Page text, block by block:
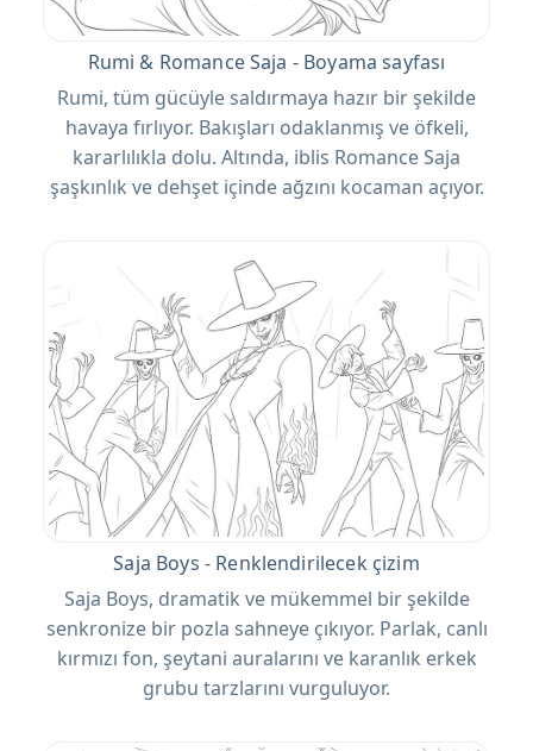
Rumi & Romance Saja - Boyama sayfası
Rumi, tüm gücüyle saldırmaya hazır bir şekilde
havaya fırlıyor. Bakışları odaklanmış ve öfkeli,
kararlılıkla dolu. Altında, iblis Romance Saja
şaşkınlık ve dehşet içinde ağzını kocaman açıyor.
Saja Boys - Renklendirilecek çizim
Saja Boys, dramatik ve mükemmel bir şekilde
senkronize bir pozla sahneye çıkıyor. Parlak, canlı
kırmızı fon, şeytani auralarını ve karanlık erkek
grubu tarzlarını vurguluyor.